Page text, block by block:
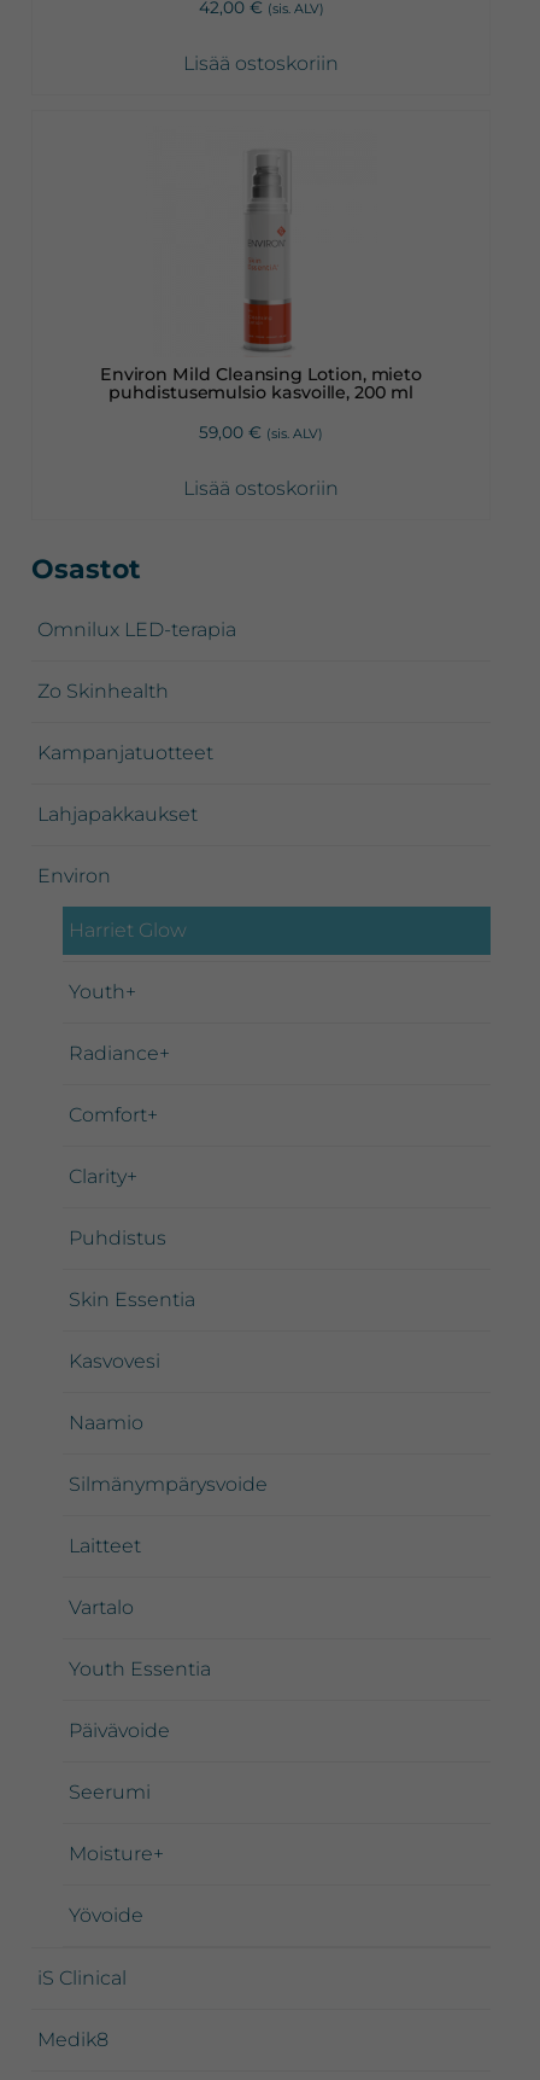
42,00 € (sis. ALV)
Lisää ostoskoriin
Environ Mild Cleansing Lotion, mieto
puhdistusemulsio kasvoille, 200 ml
59,00 € (sis. ALV)
Lisää ostoskoriin
Ensisijainen
Osastot
Omnilux LED-terapia
Zo Skinhealth
Kampanjatuotteet
Lahjapakkaukset
Environ
Harriet Glow
Youth+
Radiance+
Comfort+
Clarity+
Puhdistus
Skin Essentia
Kasvovesi
Naamio
Silmänympärysvoide
Laitteet
Vartalo
Youth Essentia
Päivävoide
Seerumi
Moisture+
Yövoide
iS Clinical
Medik8